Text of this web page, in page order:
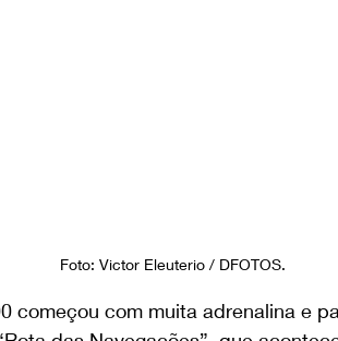
Foto: Victor Eleuterio / DFOTOS.
começou com muita adrenalina e